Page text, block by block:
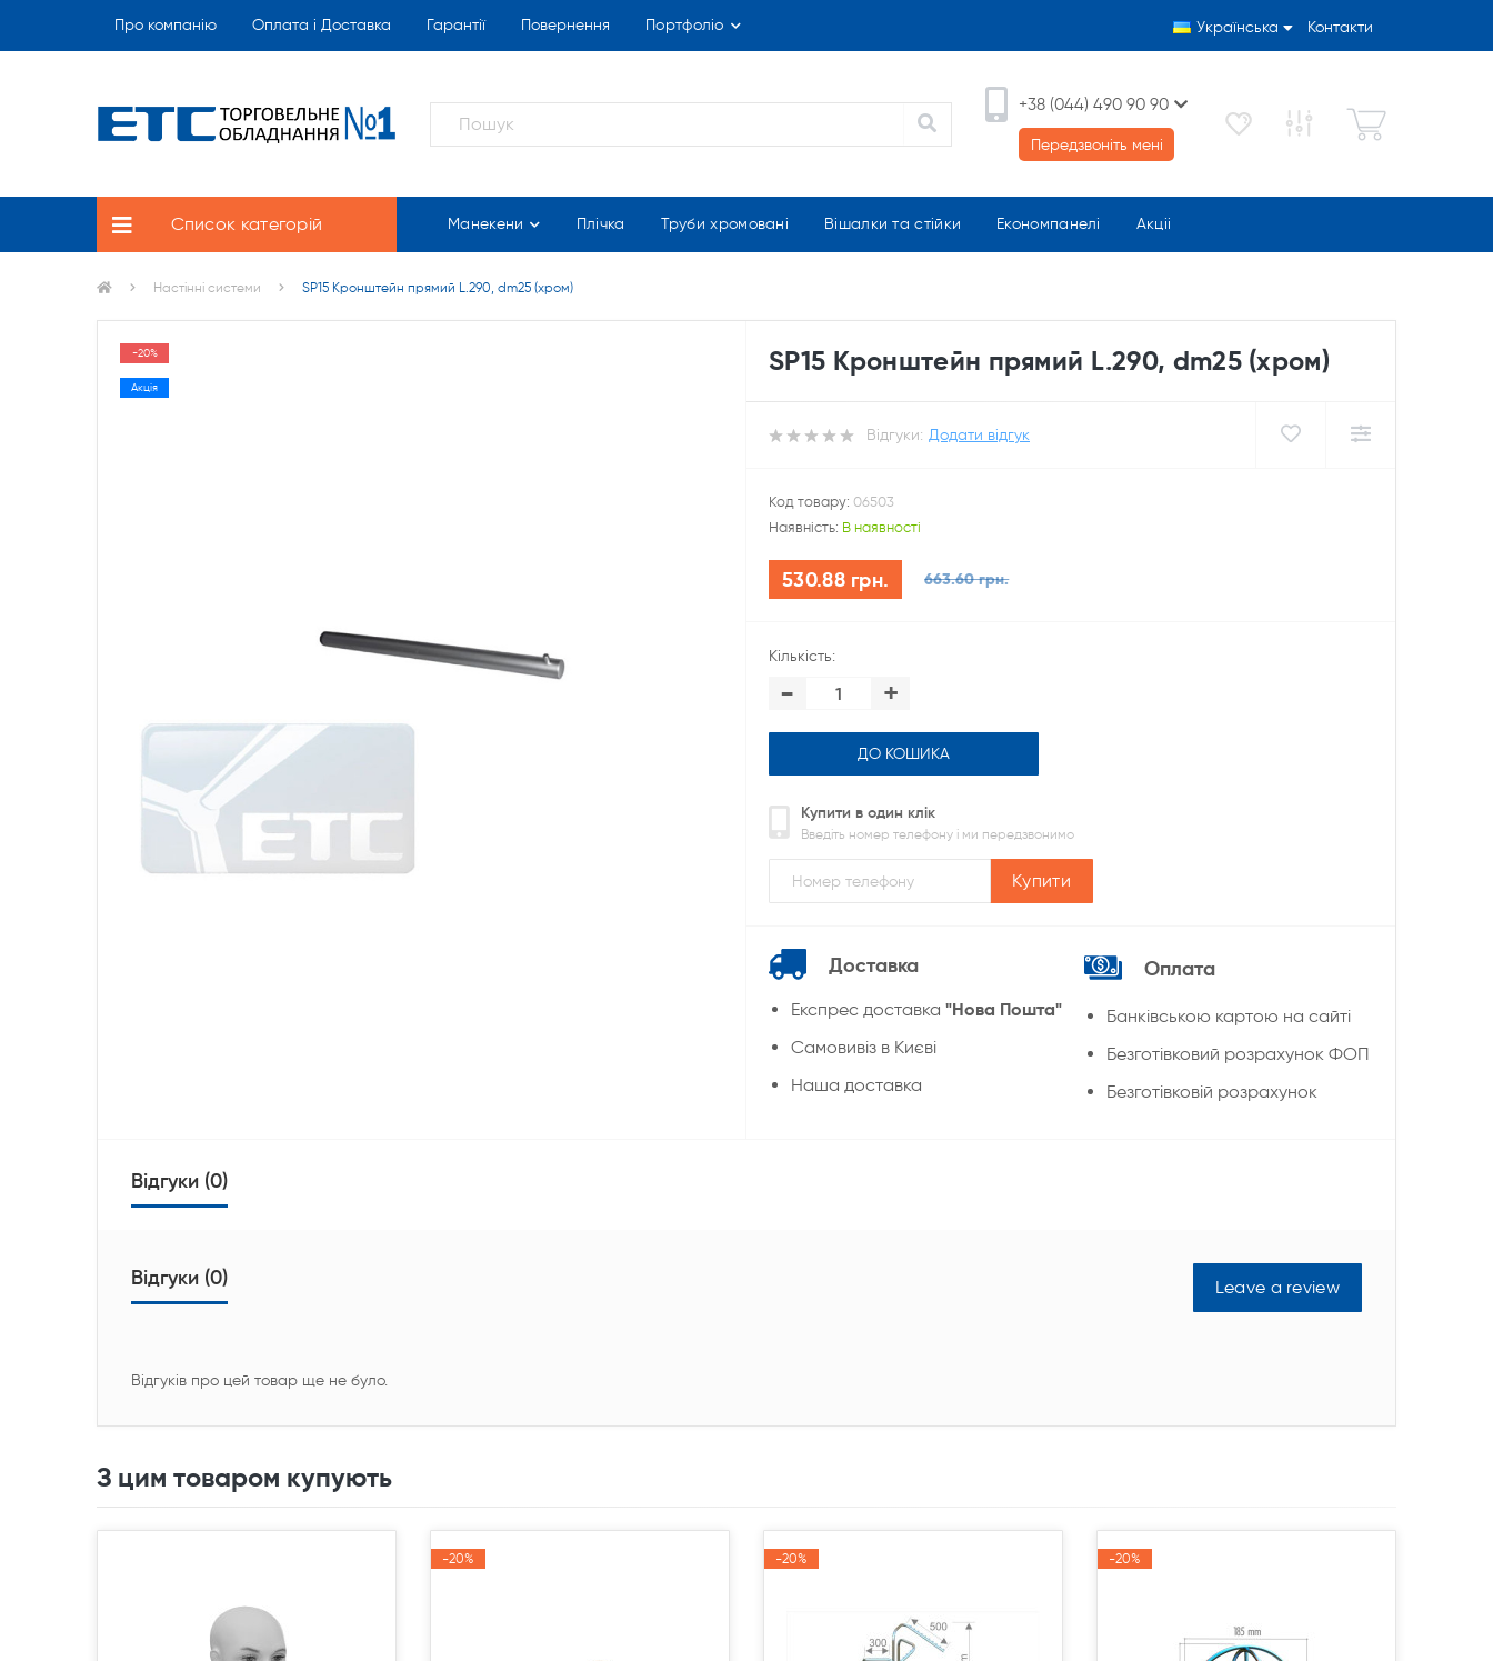
Про компанію Оплата і Доставка Гарантії Повернення Портфоліо Українська Контакти
+38 (044) 490 90 90
Передзвоніть мені
Список категорій Манекени Плічка Труби хромовані Вішалки та стійки Економпанелі Акціі
Настінні системи SP15 Кронштейн прямий L.290, dm25 (хром)
-20%
Акція
SP15 Кронштейн прямий L.290, dm25 (хром)
Відгуки: Додати відгук
Код товару: 06503
Наявність: В наявності
530.88 грн. 663.60 грн.
Кількість:
- +
ДО КОШИКА
Купити в один клік
Введіть номер телефону і ми передзвонимо
Купити
Доставка
Експрес доставка "Нова Пошта"
Cамовивіз в Києві
Наша доставка
Оплата
Банківською картою на сайті
Безготівковий розрахунок ФОП
Безготівковій розрахунок
Відгуки (0)
Відгуки (0) Leave a review
Відгуків про цей товар ще не було.
З цим товаром купують
-20%
-20% -20%
-20% -20%
-20%